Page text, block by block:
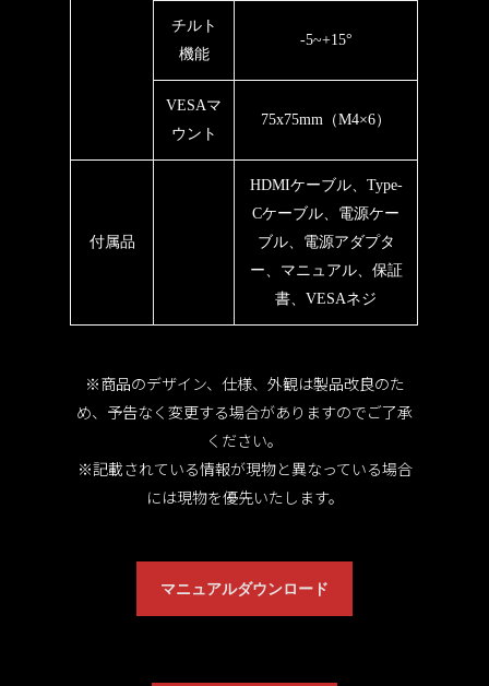
チルト
機能
-5~+15°
VESAマ
ウント
75x75mm（M4×6）
付属品
HDMIケーブル、Type-
Cケーブル、電源ケー
ブル、電源アダプタ
ー、マニュアル、保証
書、VESAネジ
※商品のデザイン、仕様、外観は製品改良のた
め、予告なく変更する場合がありますのでご了承
ください。
※記載されている情報が現物と異なっている場合
には現物を優先いたします。
マニュアルダウンロード